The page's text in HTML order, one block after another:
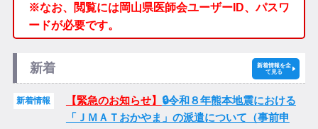
※なお、閲覧には岡山県医師会ユーザーID、パスワ
ードが必要です。
新着
新着情報を全
て見る
新着情報 【緊急のお知らせ】 🔒令和８年熊本地震における
「ＪＭＡＴおかやま」の派遣について（事前申